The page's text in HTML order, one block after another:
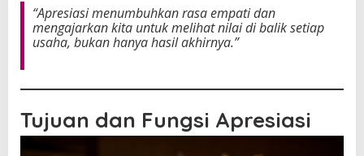
n
S
e
n
“Apresiasi menumbuhkan rasa empati dan
mengajarkan kita untuk melihat nilai di balik setiap
usaha, bukan hanya hasil akhirnya.”
Tujuan dan Fungsi Apresiasi